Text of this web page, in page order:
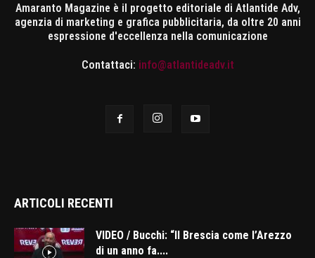
Amaranto Magazine è il progetto editoriale di Atlantide Adv,
agenzia di marketing e grafica pubblicitaria, da oltre 20 anni
espressione d'eccellenza nella comunicazione
Contattaci: info@atlantideadv.it
ARTICOLI RECENTI
VIDEO / Bucchi: “Il Brescia come l’Arezzo
di un anno fa....